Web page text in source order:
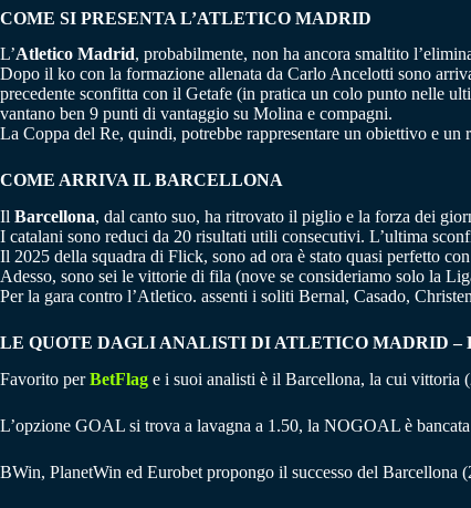
COME SI PRESENTA L’ATLETICO MADRID
L’Atletico Madrid, probabilmente, non ha ancora smaltito
Dopo il ko con la formazione allenata da Carlo Ancelotti sono
precedente sconfitta con il Getafe (in pratica un colo punto nelle
vantano ben 9 punti di vantaggio su Molina e compagni.
La Coppa del Re, quindi, potrebbe rappresentare un obiettivo e
COME ARRIVA IL BARCELLONA
Il Barcellona, dal canto suo, ha ritrovato il piglio e la forza dei
I catalani sono reduci da 20 risultati utili consecutivi. L’ultima
Il 2025 della squadra di Flick, sono ad ora è stato quasi perfetto
Adesso, sono sei le vittorie di fila (nove se consideriamo solo la
Per la gara contro l’Atletico. assenti i soliti Bernal, Casado,
LE QUOTE DAGLI ANALISTI DI ATLETICO MADRID –
Favorito perBetFlag e i suoi analisti è il Barcellona, la cui vittoria
L’opzione GOAL si trova a lavagna a 1.50, la NOGOAL è
BWin, PlanetWin ed Eurobet propongo il successo del Barcellona